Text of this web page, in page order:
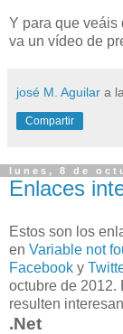
Y para que veáis
va un vídeo de
josé M. Aguilar a
Compartir
lunes, 8 de
Enlaces
Estos son los
en Variable not
Facebook y
octubre de 2012.
resulten
.Net